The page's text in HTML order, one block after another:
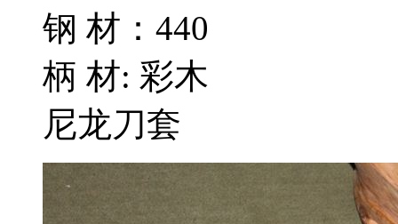
钢 材：440
柄 材: 彩木
尼龙刀套